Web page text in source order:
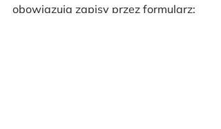
obowiązują zapisy przez formularz: